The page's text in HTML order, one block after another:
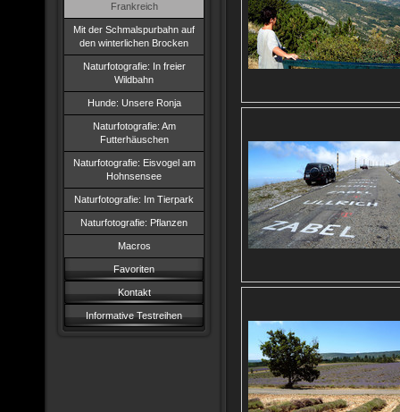
Frankreich
Mit der Schmalspurbahn auf
den winterlichen Brocken
Naturfotografie: In freier
Wildbahn
Hunde: Unsere Ronja
Naturfotografie: Am
Futterhäuschen
Naturfotografie: Eisvogel am
Hohnsensee
Naturfotografie: Im Tierpark
Naturfotografie: Pflanzen
Macros
Favoriten
Kontakt
Informative Testreihen